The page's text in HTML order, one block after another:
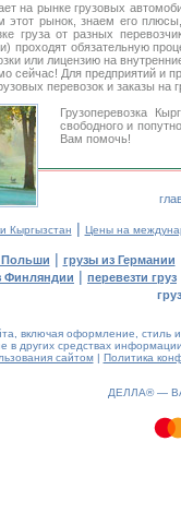
на рынке грузовых
рынок, знаем его
груза от разных
проходят обязательную
или лицензию на
сейчас! Для предприятий и
перевозок и заказы на
Грузоперевозка
свободного и
Вам помочь!
Кыргызстан | Цены на
Польши | грузы из Германии
Финляндии | перевезти груз
включая оформление, стиль и
в других средствах
сайтом| Политика
ДЕЛЛА® —